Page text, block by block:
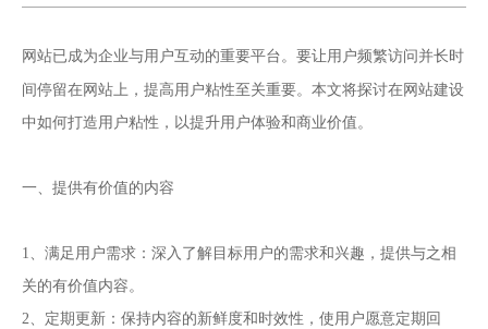
网站已成为企业与用户互动的重要平台。要让用户频繁访问并长时
间停留在网站上，提高用户粘性至关重要。本文将探讨在网站建设
中如何打造用户粘性，以提升用户体验和商业价值。
一、提供有价值的内容
1、满足用户需求：深入了解目标用户的需求和兴趣，提供与之相
关的有价值内容。
2、定期更新：保持内容的新鲜度和时效性，使用户愿意定期回